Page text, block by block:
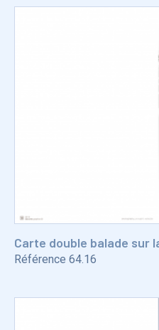
Carte double balade sur
Référence 64.16